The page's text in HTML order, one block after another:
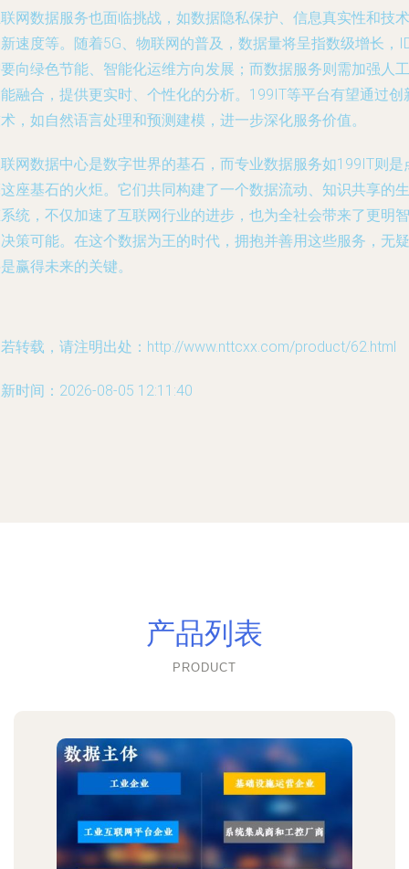
网数据服务也面临挑战，如数据隐私保护、信息真实性和技术
速度等。随着5G、物联网的普及，数据量将呈指数级增长，
向绿色节能、智能化运维方向发展；而数据服务则需加强人工
融合，提供更实时、个性化的分析。199IT等平台有望通过创
，如自然语言处理和预测建模，进一步深化服务价值。
网数据中心是数字世界的基石，而专业数据服务如199IT则是
座基石的火炬。它们共同构建了一个数据流动、知识共享的生
统，不仅加速了互联网行业的进步，也为全社会带来了更明智
策可能。在这个数据为王的时代，拥抱并善用这些服务，无疑
赢得未来的关键。
转载，请注明出处：http://www.nttcxx.com/product/62.html
时间：2026-08-05 12:11:40
产品列表
PRODUCT